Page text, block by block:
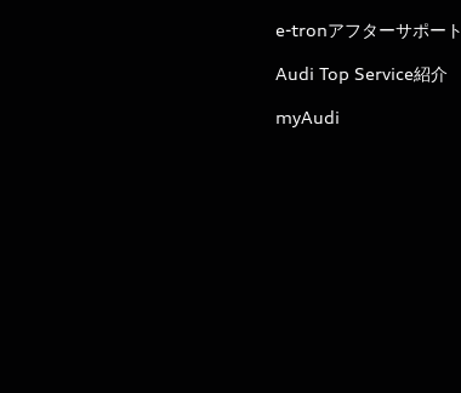
e-tronアフターサポート
Audi Top Service紹介
myAudi